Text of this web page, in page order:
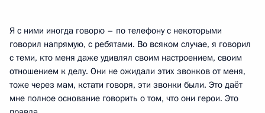
Я с ними иногда говорю – по телефону с некоторыми
говорил напрямую, с ребятами. Во всяком случае, я говорил
с теми, кто меня даже удивлял своим настроением, своим
отношением к делу. Они не ожидали этих звонков от меня,
тоже через мам, кстати говоря, эти звонки были. Это даёт
мне полное основание говорить о том, что они герои. Это